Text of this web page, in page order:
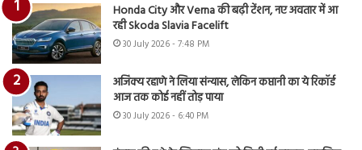
Honda City और Verna की बढ़ी टेंशन, नए अवतार में आ
रही Skoda Slavia Facelift
30 July 2026 - 7:48 PM
अजिंक्य रहाणे ने लिया संन्यास, लेकिन कप्तानी का ये रिकॉर्ड
आज तक कोई नहीं तोड़ पाया
30 July 2026 - 6:40 PM